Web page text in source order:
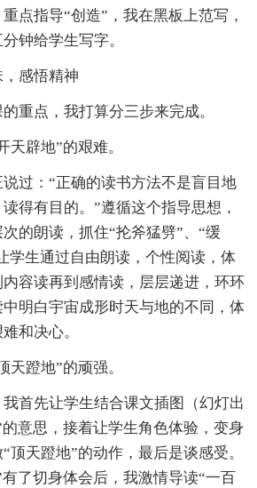
点指导“创造”，我在黑板上范写，
钟给学生写字。
，感悟精神
重点，我打算分三步来完成。
天辟地”的艰难。
过：“正确的读书方法不是盲目地
得有目的。”遵循这个指导思想，
的朗读，抓住“抡斧猛劈”、“缓
学生通过自由朗读，个性阅读，体
容读再到感情读，层层递进，环环
明白宇宙成形时天与地的不同，体
和决心。
天蹬地”的顽强。
首先让学生结合课文插图（幻灯出
意思，接着让学生角色体验，变身
顶天蹬地”的动作，最后是谈感受。
了切身体会后，我激情导读“一百